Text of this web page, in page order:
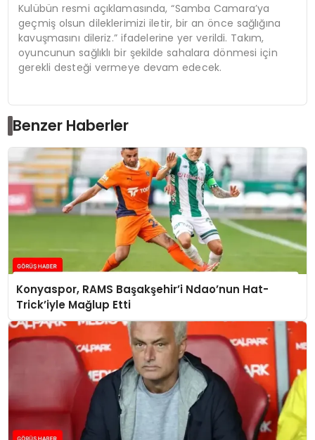
Kulübün resmi açıklamasında, “Samba Camara’ya
geçmiş olsun dileklerimizi iletir, bir an önce sağlığına
kavuşmasını dileriz.” ifadelerine yer verildi. Takım,
oyuncunun sağlıklı bir şekilde sahalara dönmesi için
gerekli desteği vermeye devam edecek.
Benzer Haberler
Konyaspor, RAMS Başakşehir’i Ndao’nun Hat-
Trick’iyle Mağlup Etti